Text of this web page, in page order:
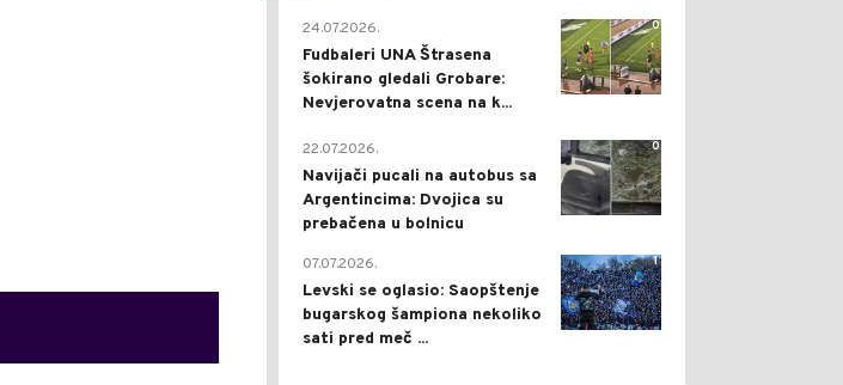
0
24.07.2026.
Fudbaleri UNA Štrasena
šokirano gledali Grobare:
Nevjerovatna scena na k...
0
22.07.2026.
Navijači pucali na autobus sa
Argentincima: Dvojica su
prebačena u bolnicu
1
07.07.2026.
Levski se oglasio: Saopštenje
bugarskog šampiona nekoliko
sati pred meč ...